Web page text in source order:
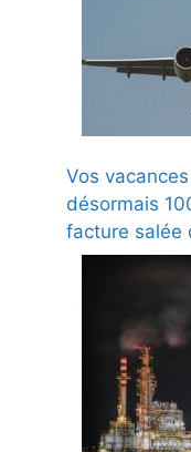
Vos
désormais
facture salée